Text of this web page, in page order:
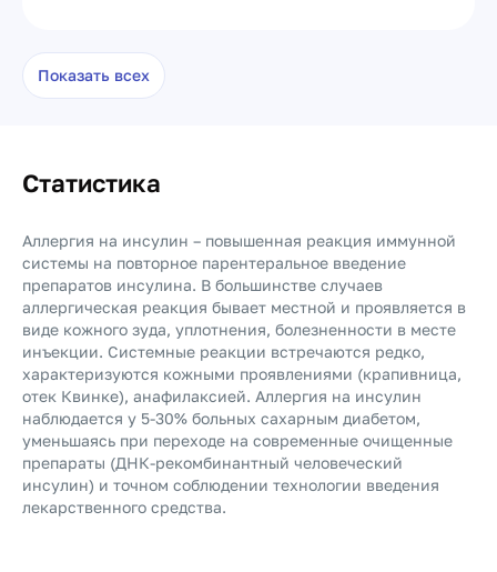
Показать всех
Статистика
Аллергия на инсулин – повышенная реакция иммунной
системы на повторное парентеральное введение
препаратов инсулина. В большинстве случаев
аллергическая реакция бывает местной и проявляется в
виде кожного зуда, уплотнения, болезненности в месте
инъекции. Системные реакции встречаются редко,
характеризуются кожными проявлениями (крапивница,
отек Квинке), анафилаксией. Аллергия на инсулин
наблюдается у 5-30% больных сахарным диабетом,
уменьшаясь при переходе на современные очищенные
препараты (ДНК-рекомбинантный человеческий
инсулин) и точном соблюдении технологии введения
лекарственного средства.